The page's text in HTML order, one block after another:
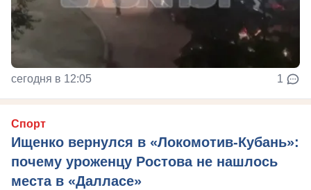
сегодня в 12:05 1
Спорт
Ищенко вернулся в «Локомотив-Кубань»:
почему уроженцу Ростова не нашлось
места в «Далласе»